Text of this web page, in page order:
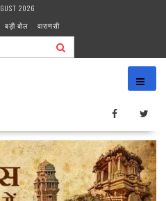
2026
बड़ी बोल वाराणसी